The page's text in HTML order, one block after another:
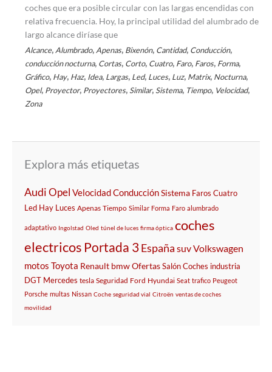
coches que era posible circular con las largas encendidas con
relativa frecuencia. Hoy, la principal utilidad del alumbrado de
largo alcance diríase que
Alcance, Alumbrado, Apenas, Bixenón, Cantidad, Conducción,
conducción nocturna, Cortas, Corto, Cuatro, Faro, Faros, Forma,
Gráfico, Hay, Haz, Idea, Largas, Led, Luces, Luz, Matrix, Nocturna,
Opel, Proyector, Proyectores, Similar, Sistema, Tiempo, Velocidad,
Zona
Explora más etiquetas
Audi Opel VelocidadConducciónSistema Faros Cuatro
Led Hay Luces Apenas Tiempo Similar Forma Faro alumbrado
adaptativo Ingolstad Oled túnel de luces firma óptica coches
electricos Portada 3España suvVolkswagen
motos Toyota Renault bmwOfertasSalónCoches industria
DGT Mercedes tesla Seguridad Ford Hyundai Seat trafico Peugeot
Porsche multas Nissan Coche seguridad vial Citroën ventas de coches
movilidad